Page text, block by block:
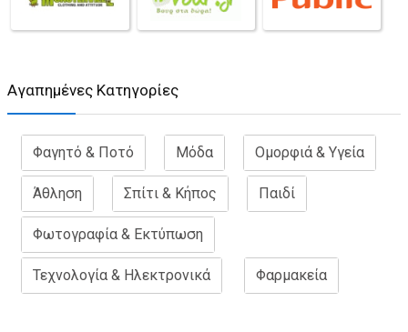
Aγαπημένες Κατηγορίες
Φαγητό & Ποτό Μόδα Ομορφιά & Υγεία
Άθληση Σπίτι & Κήπος Παιδί
Φωτογραφία & Εκτύπωση
Τεχνολογία & Ηλεκτρονικά Φαρμακεία